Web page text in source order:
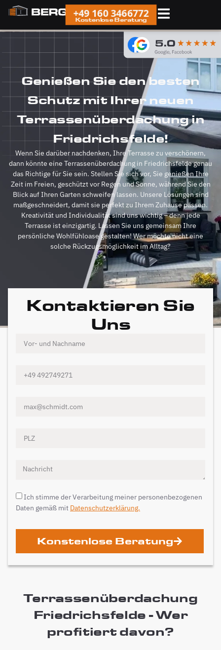
+49 160 3466772
Kostenlose Beratung
Genießen Sie den besten
Schutz mit Ihrer neuen
Terrassenüberdachung in
Friedrichsfelde!
Wenn Sie darüber nachdenken, Ihre Terrasse zu verschönern,
dann könnte eine Terrassenüberdachung in Friedrichsfelde genau
das Richtige für Sie sein. Stellen Sie sich vor, Sie genießen Ihre
Zeit im Freien, geschützt vor Regen und Sonne, während Sie den
Blick auf Ihren Garten schweifen lassen. Unsere Lösungen sind
maßgeschneidert, damit sie perfekt zu Ihrem Zuhause passen.
Kreativität und Individualität sind uns wichtig – denn jede
Terrasse ist einzigartig. Lassen Sie uns gemeinsam Ihre
persönliche Wohlfühloase gestalten! Wer möchte nicht eine
solche Rückzugsmöglichkeit im Alltag?
Kontaktieren Sie
Uns
Ich stimme der Verarbeitung meiner personenbezogenen
Daten gemäß mit Datenschutzerklärung.
Konstenlose Beratung
Terrassenüberdachung
Friedrichsfelde - Wer
profitiert davon?